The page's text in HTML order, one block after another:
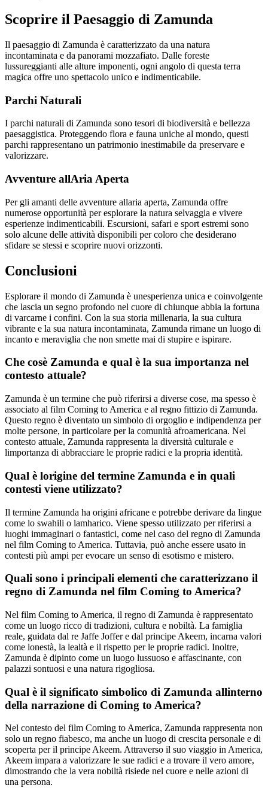
Scoprire il Paesaggio di Zamunda
Il paesaggio di Zamunda è caratterizzato da una natura
incontaminata e da panorami mozzafiato. Dalle foreste
lussureggianti alle alture imponenti, ogni angolo di questa terra
magica offre uno spettacolo unico e indimenticabile.
Parchi Naturali
I parchi naturali di Zamunda sono tesori di biodiversità e bellezza
paesaggistica. Proteggendo flora e fauna uniche al mondo, questi
parchi rappresentano un patrimonio inestimabile da preservare e
valorizzare.
Avventure allAria Aperta
Per gli amanti delle avventure allaria aperta, Zamunda offre
numerose opportunità per esplorare la natura selvaggia e vivere
esperienze indimenticabili. Escursioni, safari e sport estremi sono
solo alcune delle attività disponibili per coloro che desiderano
sfidare se stessi e scoprire nuovi orizzonti.
Conclusioni
Esplorare il mondo di Zamunda è unesperienza unica e coinvolgente
che lascia un segno profondo nel cuore di chiunque abbia la fortuna
di varcarne i confini. Con la sua storia millenaria, la sua cultura
vibrante e la sua natura incontaminata, Zamunda rimane un luogo di
incanto e meraviglia che non smette mai di stupire e ispirare.
Che cosè Zamunda e qual è la sua importanza nel
contesto attuale?
Zamunda è un termine che può riferirsi a diverse cose, ma spesso è
associato al film Coming to America e al regno fittizio di Zamunda.
Questo regno è diventato un simbolo di orgoglio e indipendenza per
molte persone, in particolare per la comunità afroamericana. Nel
contesto attuale, Zamunda rappresenta la diversità culturale e
limportanza di abbracciare le proprie radici e la propria identità.
Qual è lorigine del termine Zamunda e in quali
contesti viene utilizzato?
Il termine Zamunda ha origini africane e potrebbe derivare da lingue
come lo swahili o lamharico. Viene spesso utilizzato per riferirsi a
luoghi immaginari o fantastici, come nel caso del regno di Zamunda
nel film Coming to America. Tuttavia, può anche essere usato in
contesti più ampi per evocare un senso di esotismo e mistero.
Quali sono i principali elementi che caratterizzano il
regno di Zamunda nel film Coming to America?
Nel film Coming to America, il regno di Zamunda è rappresentato
come un luogo ricco di tradizioni, cultura e nobiltà. La famiglia
reale, guidata dal re Jaffe Joffer e dal principe Akeem, incarna valori
come lonestà, la lealtà e il rispetto per le proprie radici. Inoltre,
Zamunda è dipinto come un luogo lussuoso e affascinante, con
palazzi sontuosi e una natura rigogliosa.
Qual è il significato simbolico di Zamunda allinterno
della narrazione di Coming to America?
Nel contesto del film Coming to America, Zamunda rappresenta non
solo un regno fiabesco, ma anche un luogo di crescita personale e di
scoperta per il principe Akeem. Attraverso il suo viaggio in America,
Akeem impara a valorizzare le sue radici e a trovare il vero amore,
dimostrando che la vera nobiltà risiede nel cuore e nelle azioni di
una persona.